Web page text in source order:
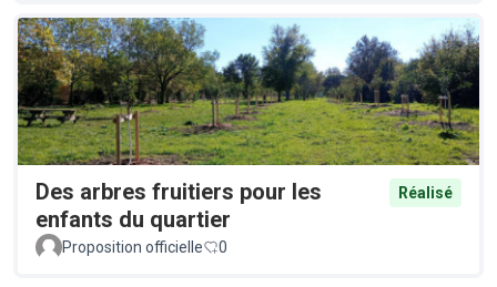
Des arbres fruitiers pour les
enfants du quartier
Réalisé
Proposition officielle 0